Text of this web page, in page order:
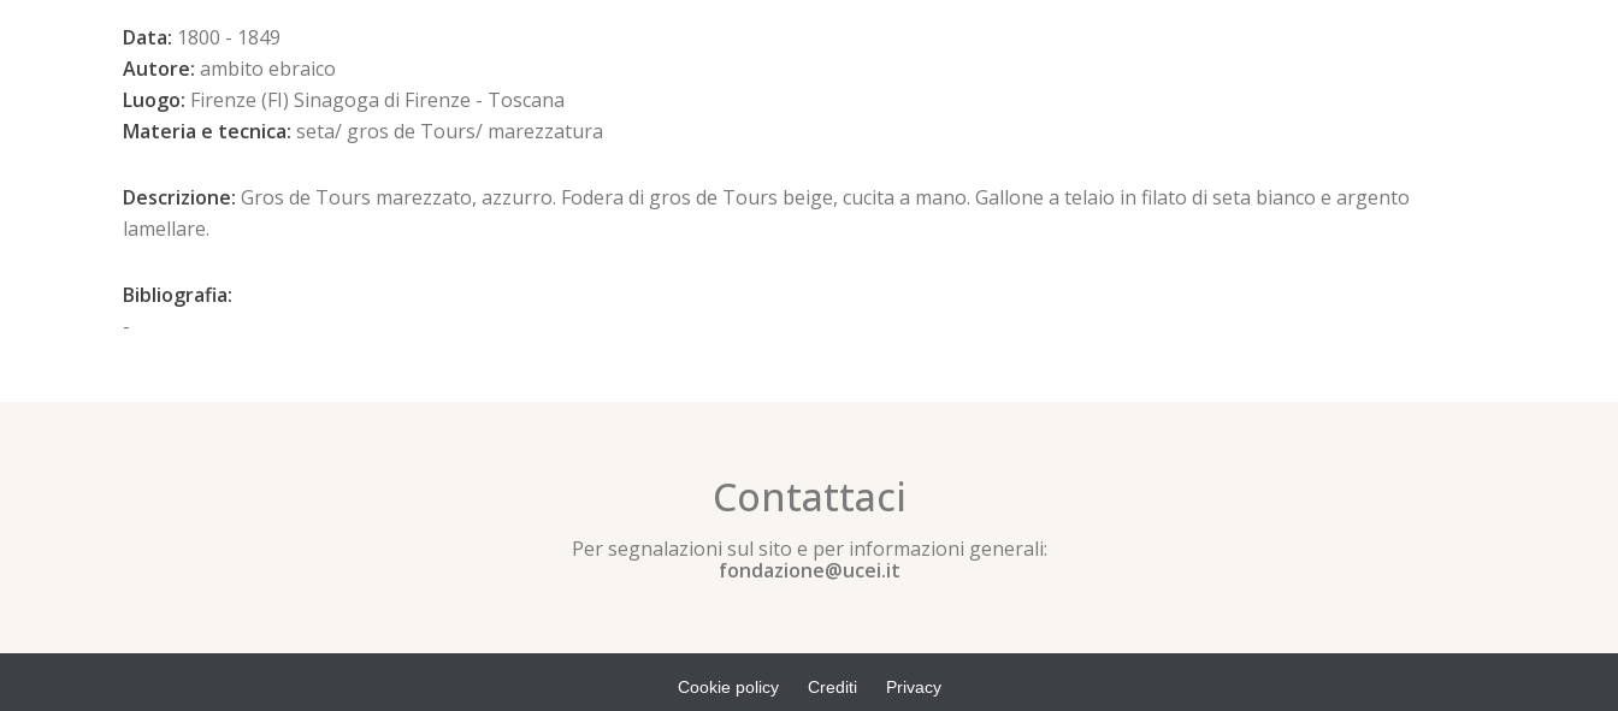
Data: 1800 - 1849
Autore: ambito ebraico
Luogo: Firenze (FI) Sinagoga di Firenze - Toscana
Materia e tecnica: seta/ gros de Tours/ marezzatura
Descrizione: Gros de Tours marezzato, azzurro. Fodera di gros de Tours beige, cucita a mano. Gallone a telaio in filato di seta bianco e argento
lamellare.
Bibliografia:
-
Contattaci
Per segnalazioni sul sito e per informazioni generali:
fondazione@ucei.it
Cookie policy Crediti Privacy